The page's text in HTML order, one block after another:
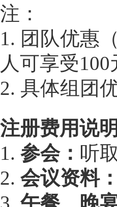
注：
1. 团队优惠
人可享受100
2. 具体组团
注册费用说明
1. 参会： 听
2. 会议资料：